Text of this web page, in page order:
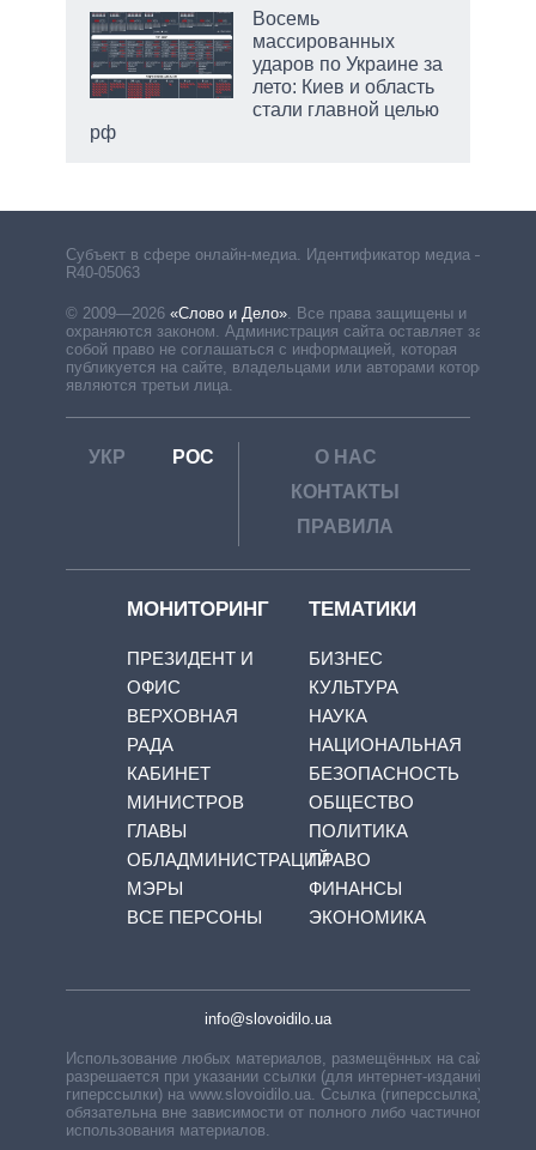
Восемь
массированных
ударов по Украине за
лето: Киев и область
стали главной целью
рф
Субъект в сфере онлайн-медиа. Идентификатор медиа –
R40-05063
© 2009—2026 «Слово и Дело». Все права защищены и
охраняются законом. Администрация сайта оставляет за
собой право не соглашаться с информацией, которая
публикуется на сайте, владельцами или авторами которой
являются третьи лица.
УКР РОС
О НАС
КОНТАКТЫ
ПРАВИЛА
МОНИТОРИНГ
ПРЕЗИДЕНТ И
ОФИС
ВЕРХОВНАЯ
РАДА
КАБИНЕТ
МИНИСТРОВ
ГЛАВЫ
ОБЛАДМИНИСТРАЦИЙ
МЭРЫ
ВСЕ ПЕРСОНЫ
ТЕМАТИКИ
БИЗНЕС
КУЛЬТУРА
НАУКА
НАЦИОНАЛЬНАЯ
БЕЗОПАСНОСТЬ
ОБЩЕСТВО
ПОЛИТИКА
ПРАВО
ФИНАНСЫ
ЭКОНОМИКА
info@slovoidilo.ua
Использование любых материалов, размещённых на сайте,
разрешается при указании ссылки (для интернет-изданий —
гиперссылки) на www.slovoidilo.ua. Ссылка (гиперссылка)
обязательна вне зависимости от полного либо частичного
использования материалов.